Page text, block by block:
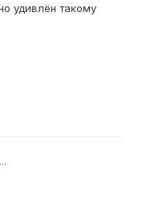
удивлён такому